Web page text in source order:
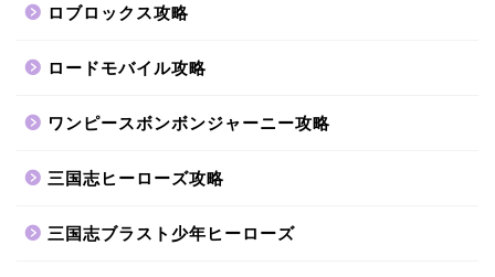
ロブロックス攻略
ロードモバイル攻略
ワンピースボンボンジャーニー攻略
三国志ヒーローズ攻略
三国志ブラスト少年ヒーローズ